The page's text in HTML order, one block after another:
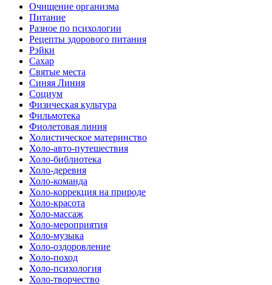
Очищение организма
Питание
Разное по психологии
Рецепты здорового питания
Рэйки
Сахар
Святые места
Синяя Линия
Социум
Физическая культура
Фильмотека
Фиолетовая линия
Холистическое материнство
Холо-авто-путешествия
Холо-библиотека
Холо-деревня
Холо-команда
Холо-коррекция на природе
Холо-красота
Холо-массаж
Холо-мероприятия
Холо-музыка
Холо-оздоровление
Холо-поход
Холо-психология
Холо-творчество